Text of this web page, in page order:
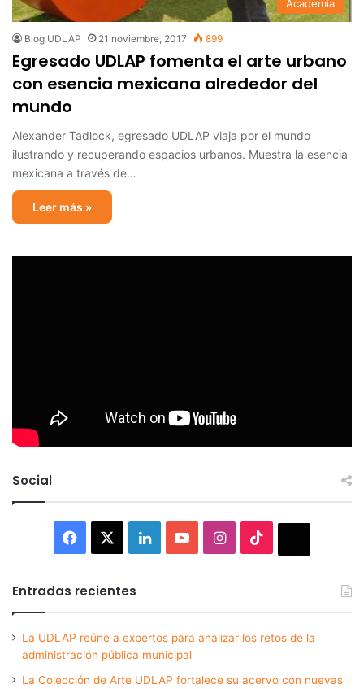
Academia
Blog UDLAP 21 noviembre, 2017 899
Egresado UDLAP fomenta el arte urbano
con esencia mexicana alrededor del
mundo
Alexander Tadlock, egresado UDLAP viaja por el mundo
ilustrando y recuperando espacios urbanos. Muestra la esencia
mexicana a través de…
Leer más »
Social
Facebook LinkedInYouTubeInstagram
Entradas recientes
La UDLAP reúne a expertos para analizar los retos de la
administración pública municipal
La Colección de Arte UDLAP fortalece su acervo con nuevas